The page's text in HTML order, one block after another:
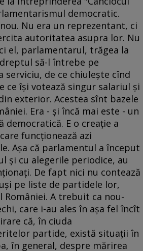
democratic.
Nu era un reprezentant, ci
autoritatea asupra lor. Nu
el, parlamentarul, trăgea la
să-l întrebe pe
de ce chiuleşte cînd
ce îşi votează singur salariul şi
exterior. Acestea sînt bazele
Era - şi încă mai este - un
E o creaţie a
funcţionează azi
Aşa că parlamentul a început
şi cu alegerile periodice, au
De fapt nici nu contează
pe liste de partidele lor,
A trebuit ca nou-
care i-au ales în aşa fel încît
că, în ciuda
partide, există situaţii în
în general, despre mărirea